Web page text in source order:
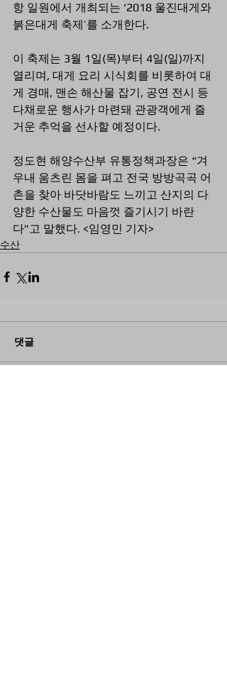
항 일원에서 개최되는 ‘2018 울진대게와
붉은대게 축제’를 소개한다.
이 축제는 3월 1일(목)부터 4일(일)까지
열리며, 대게 요리 시식회를 비롯하여 대
게 경매, 맨손 해산물 잡기, 공연 전시 등
다채로운 행사가 마련돼 관광객에게 즐
거운 추억을 선사할 예정이다.
정도현 해양수산부 유통정책과장은 “겨
우내 움츠린 몸을 펴고 전국 방방곡곡 어
촌을 찾아 바닷바람도 느끼고 산지의 다
양한 수산물도 마음껏 즐기시기 바란
다”고 말했다. <임영민 기자>
수산
댓글